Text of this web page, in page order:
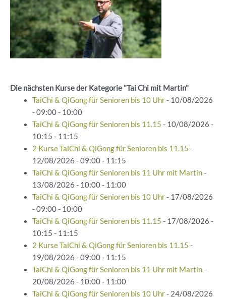
Die nächsten Kurse der Kategorie "Tai Chi mit Martin"
TaiChi & QiGong für Senioren bis 10 Uhr- 10/08/2026
- 09:00 - 10:00
TaiChi & QiGong für Senioren bis 11.15 - 10/08/2026 -
10:15 - 11:15
2 Kurse TaiChi & QiGong für Senioren bis 11.15 -
12/08/2026 - 09:00 - 11:15
TaiChi & QiGong für Senioren bis 11 Uhr mit Martin-
13/08/2026 - 10:00 - 11:00
TaiChi & QiGong für Senioren bis 10 Uhr- 17/08/2026
- 09:00 - 10:00
TaiChi & QiGong für Senioren bis 11.15 - 17/08/2026 -
10:15 - 11:15
2 Kurse TaiChi & QiGong für Senioren bis 11.15 -
19/08/2026 - 09:00 - 11:15
TaiChi & QiGong für Senioren bis 11 Uhr mit Martin-
20/08/2026 - 10:00 - 11:00
TaiChi & QiGong für Senioren bis 10 Uhr- 24/08/2026